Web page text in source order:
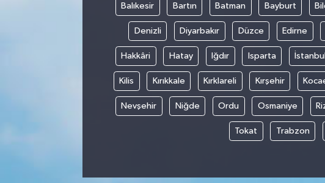
Balıkesir Bartın Batman Bayburt
Denizli Diyarbakır Düzce Edirne
Hakkâri Hatay Iğdır Isparta İstanbul
Kilis Kırıkkale Kırklareli Kırşehir
Nevşehir Niğde Ordu Osmaniye
Tokat Trabzon